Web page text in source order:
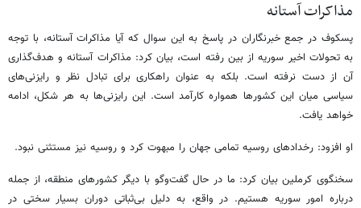
مذاکرات آستانه
پسکوف در جمع خبرنگاران در پاسخ به این سوال که آیا مذاکرات آستانه، با توجه
به تحولات اخیر سوریه از بین رفته است، بیان کرد: مذاکرات آستانه و هدف‌گذاری
آن از دست نرفته است. بلکه به عنوان راهکاری برای تبادل نظر و رایزنی‌های
سیاسی میان این کشورها همواره کارآمد است. این رایزنی‌ها به هر شکل، ادامه
خواهد یافت.
او افزود: رخدادهای روسیه تمامی جهان را مبهوت کرد و روسیه نیز مستثنی نبود.
سخنگوی کرملین بیان کرد: ما در حال گفت‌وگو با دیگر کشورهای منطقه، از جمله
درباره امور سوریه هستیم. در واقع، به دلیل بی‌ثباتی دوران بسیار سختی در